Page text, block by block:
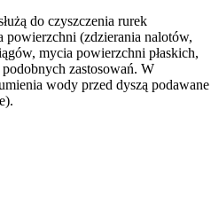
do czyszczenia rurek
powierzchni (zdzierania nalotów,
mycia powierzchni płaskich,
zastosowań. W
wody przed dyszą podawane